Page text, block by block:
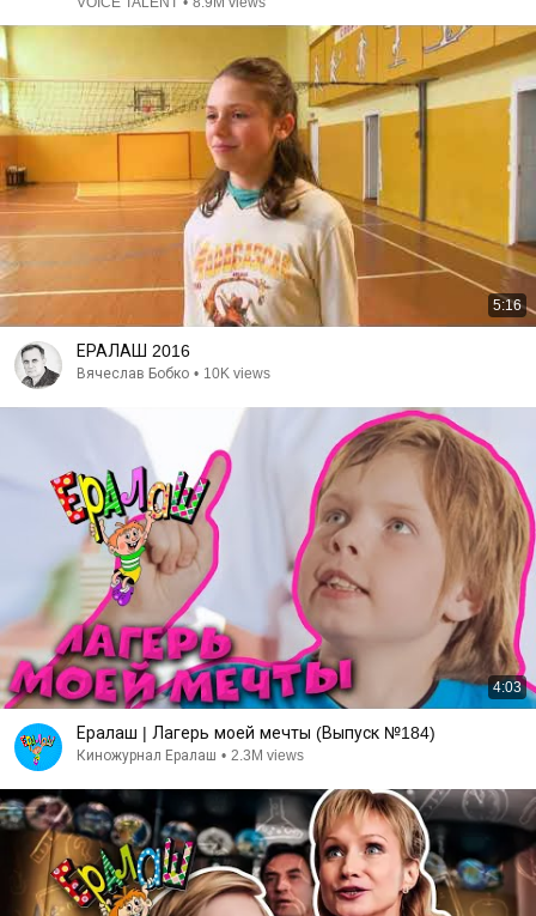
5:16
ЕРАЛАШ 2016
Вячеслав Бобко • 10K views
4:03
Ералаш | Лагерь моей мечты (Выпуск №184)
Киножурнал Ералаш • 2.3M views